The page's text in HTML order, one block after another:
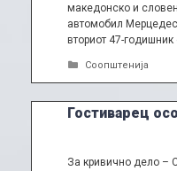
македонско и
автомобил
вториот 47-
Categories
Соопштенија
Гостиварец
За кривично дело –